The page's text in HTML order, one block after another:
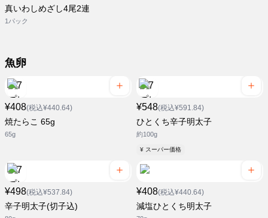
真いわしめざし4尾2連
1パック
魚卵
¥408(税込¥440.64)
焼たらこ 65g
65g
¥548(税込¥591.84)
ひとくち辛子明太子
約100g
¥ スーパー価格
¥498(税込¥537.84)
辛子明太子(切子込)
¥408(税込¥440.64)
減塩ひとくち明太子